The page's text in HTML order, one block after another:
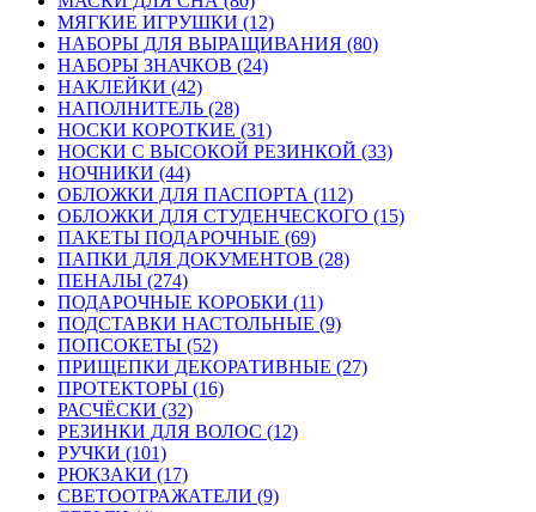
МЯГКИЕ ИГРУШКИ (12)
НАБОРЫ ДЛЯ ВЫРАЩИВАНИЯ (80)
НАБОРЫ ЗНАЧКОВ (24)
НАКЛЕЙКИ (42)
НАПОЛНИТЕЛЬ (28)
НОСКИ КОРОТКИЕ (31)
НОСКИ С ВЫСОКОЙ РЕЗИНКОЙ (33)
НОЧНИКИ (44)
ОБЛОЖКИ ДЛЯ ПАСПОРТА (112)
ОБЛОЖКИ ДЛЯ СТУДЕНЧЕСКОГО (15)
ПАКЕТЫ ПОДАРОЧНЫЕ (69)
ПАПКИ ДЛЯ ДОКУМЕНТОВ (28)
ПЕНАЛЫ (274)
ПОДАРОЧНЫЕ КОРОБКИ (11)
ПОДСТАВКИ НАСТОЛЬНЫЕ (9)
ПОПСОКЕТЫ (52)
ПРИЩЕПКИ ДЕКОРАТИВНЫЕ (27)
ПРОТЕКТОРЫ (16)
РАСЧЁСКИ (32)
РЕЗИНКИ ДЛЯ ВОЛОС (12)
РУЧКИ (101)
РЮКЗАКИ (17)
СВЕТООТРАЖАТЕЛИ (9)